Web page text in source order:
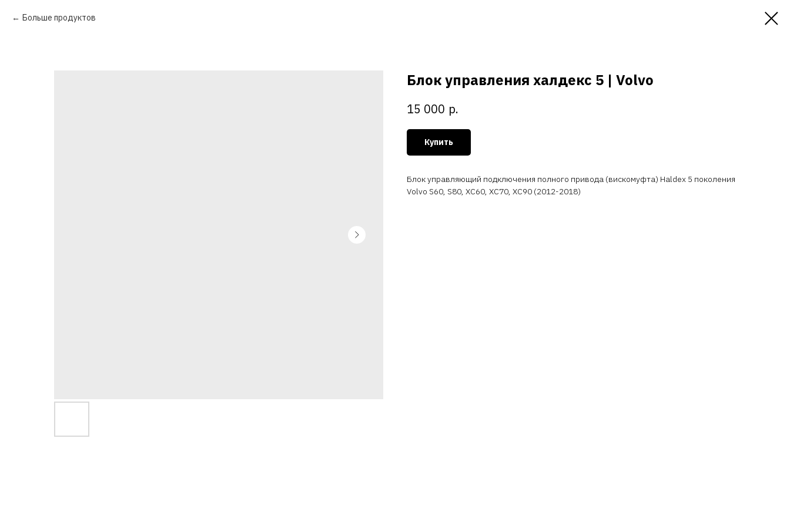
Больше продуктов
Блок управления халдекс 5 | Volvo
15 000 р.
Купить
Блок управляющий подключения полного привода (вискомуфта) Haldex 5 поколения
Volvo S60, S80, XC60, XC70, XC90 (2012-2018)